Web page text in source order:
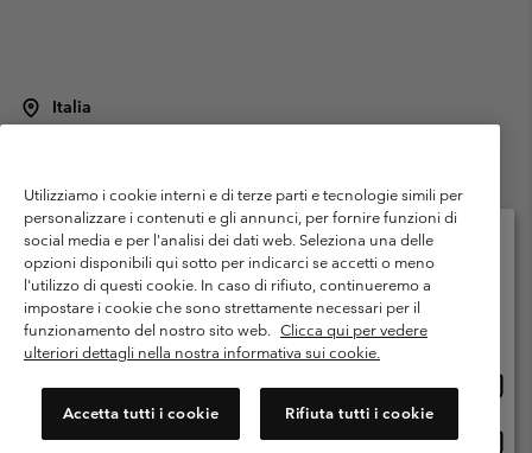
Italia
Termini di utilizzo
Condizioni Generali di Venditaa
Garanzia
Politica sulla privacy
Termini e condizioni del programma di membership
Condizioni di utilizzo dei contenuti generati dagli utenti
Impressum
Cookies
Public CBCR
Servizio clienti: Lun. - ven. 9:00 - 13:00 & 14:00- 18:00
(+)390694804176
Utilizziamo i cookie interni e di terze parti e tecnologie simili per
personalizzare i contenuti e gli annunci, per fornire funzioni di
social media e per l'analisi dei dati web. Seleziona una delle
opzioni disponibili qui sotto per indicarci se accetti o meno
l'utilizzo di questi cookie. In caso di rifiuto, continueremo a
impostare i cookie che sono strettamente necessari per il
funzionamento del nostro sito web. Clicca qui per vedere
ulteriori dettagli nella nostra informativa sui cookie.
Accetta tutti i cookie Rifiuta tutti i cookie
Seleziona il paese di spedizione e la lingua
Shopping online disponibile
online
Italia